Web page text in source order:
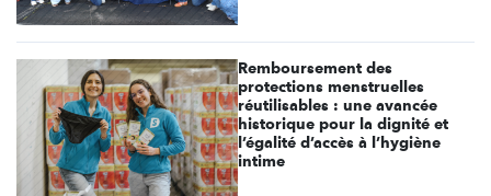
Remboursement des
protections menstruelles
réutilisables : une avancée
historique pour la dignité et
l’égalité d’accès à l’hygiène
intime